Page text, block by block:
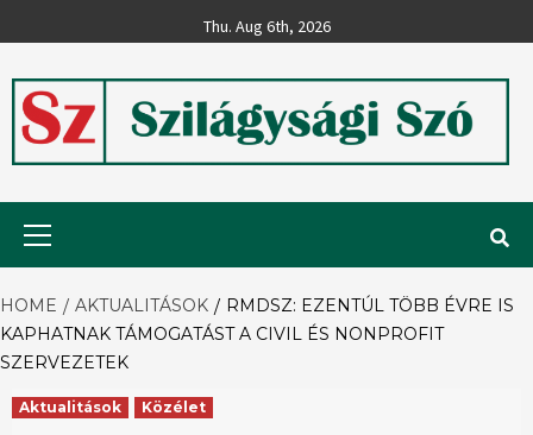
to
Thu. Aug 6th, 2026
Szilágysági
Szó
HOME AKTUALITÁSOK
RMDSZ: EZENTÚL TÖBB ÉVRE IS
KAPHATNAK TÁMOGATÁST A CIVIL ÉS NONPROFIT
SZERVEZETEK
Aktualitások Közélet